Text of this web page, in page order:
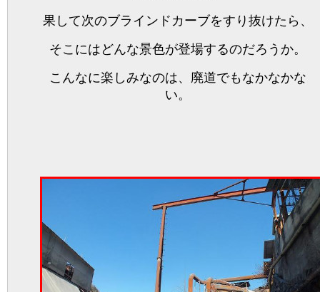
果して次のブラインドカーブをすり抜けたら、
そこにはどんな景色が登場するのだろうか。
こんなに楽しみなのは、廃道でもなかなかな
い。